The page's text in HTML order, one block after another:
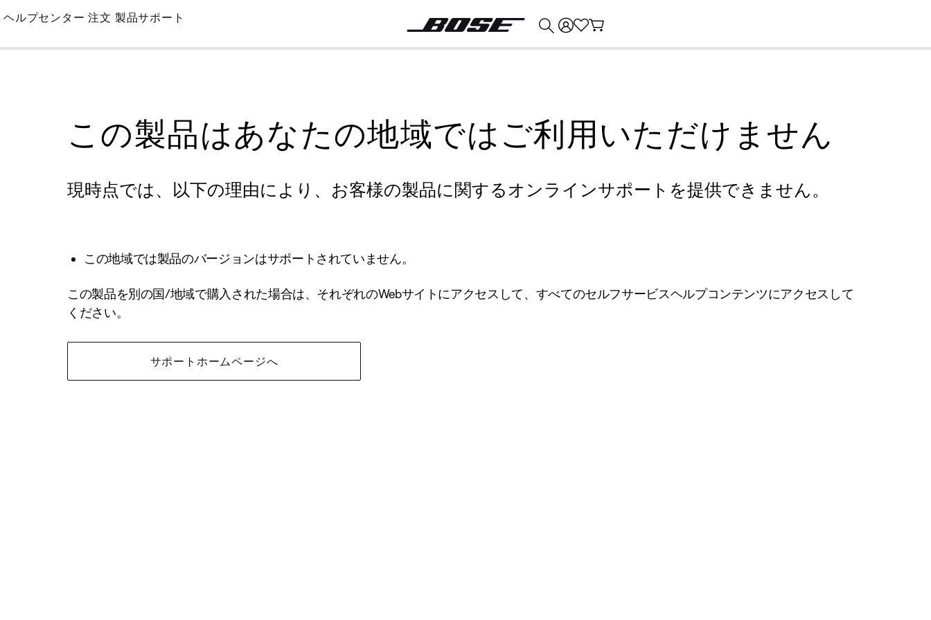
Skip
Main
ヘルプセンター 注文 製品サポート
この製品はあなたの地域ではご利用いただけません
現時点では、以下の理由により、お客様の製品に関するオンラインサポートを提供できません。
この地域では製品のバージョンはサポートされていません。
この製品を別の国/地域で購入された場合は、それぞれのWebサイトにアクセスして、すべてのセルフサービスヘルプコンテンツにアクセスして
ください。
サポートホームページへ